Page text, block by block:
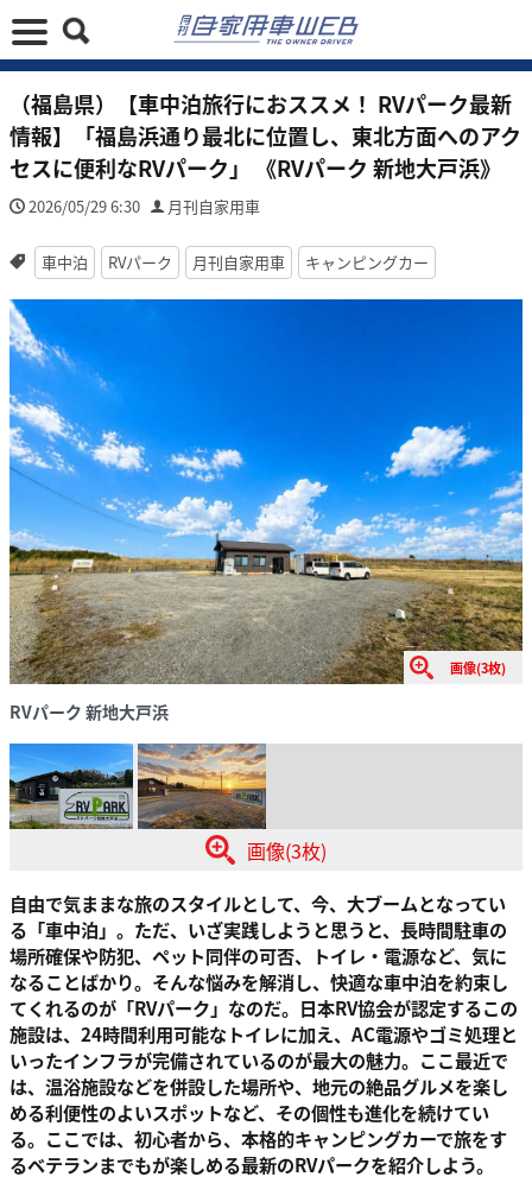
（福島県）【車中泊旅行におススメ！ RVパーク最新
情報】「福島浜通り最北に位置し、東北方面へのアク
セスに便利なRVパーク」 《RVパーク 新地大戸浜》
2026/05/29 6:30 月刊自家用車
車中泊 RVパーク 月刊自家用車 キャンピングカー
画像(3枚)
RVパーク 新地大戸浜
画像(3枚)
自由で気ままな旅のスタイルとして、今、大ブームとなってい
る「車中泊」。ただ、いざ実践しようと思うと、長時間駐車の
場所確保や防犯、ペット同伴の可否、トイレ・電源など、気に
なることばかり。そんな悩みを解消し、快適な車中泊を約束し
てくれるのが「RVパーク」なのだ。日本RV協会が認定するこの
施設は、24時間利用可能なトイレに加え、AC電源やゴミ処理と
いったインフラが完備されているのが最大の魅力。ここ最近で
は、温浴施設などを併設した場所や、地元の絶品グルメを楽し
める利便性のよいスポットなど、その個性も進化を続けてい
る。ここでは、初心者から、本格的キャンピングカーで旅をす
るベテランまでもが楽しめる最新のRVパークを紹介しよう。